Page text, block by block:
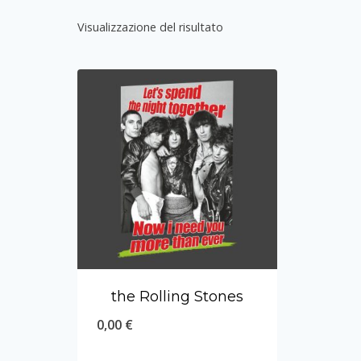
Visualizzazione del risultato
the Rolling Stones
0,00 €